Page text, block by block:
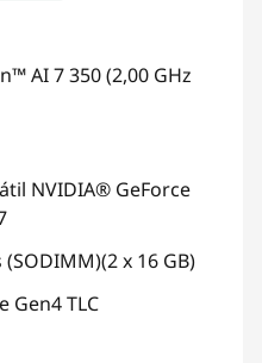
AI 7 350 (2,00 GHz
NVIDIA® GeForce
x 16 GB)
Gen4 TLC